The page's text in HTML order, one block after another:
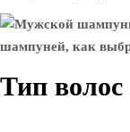
Тип волос